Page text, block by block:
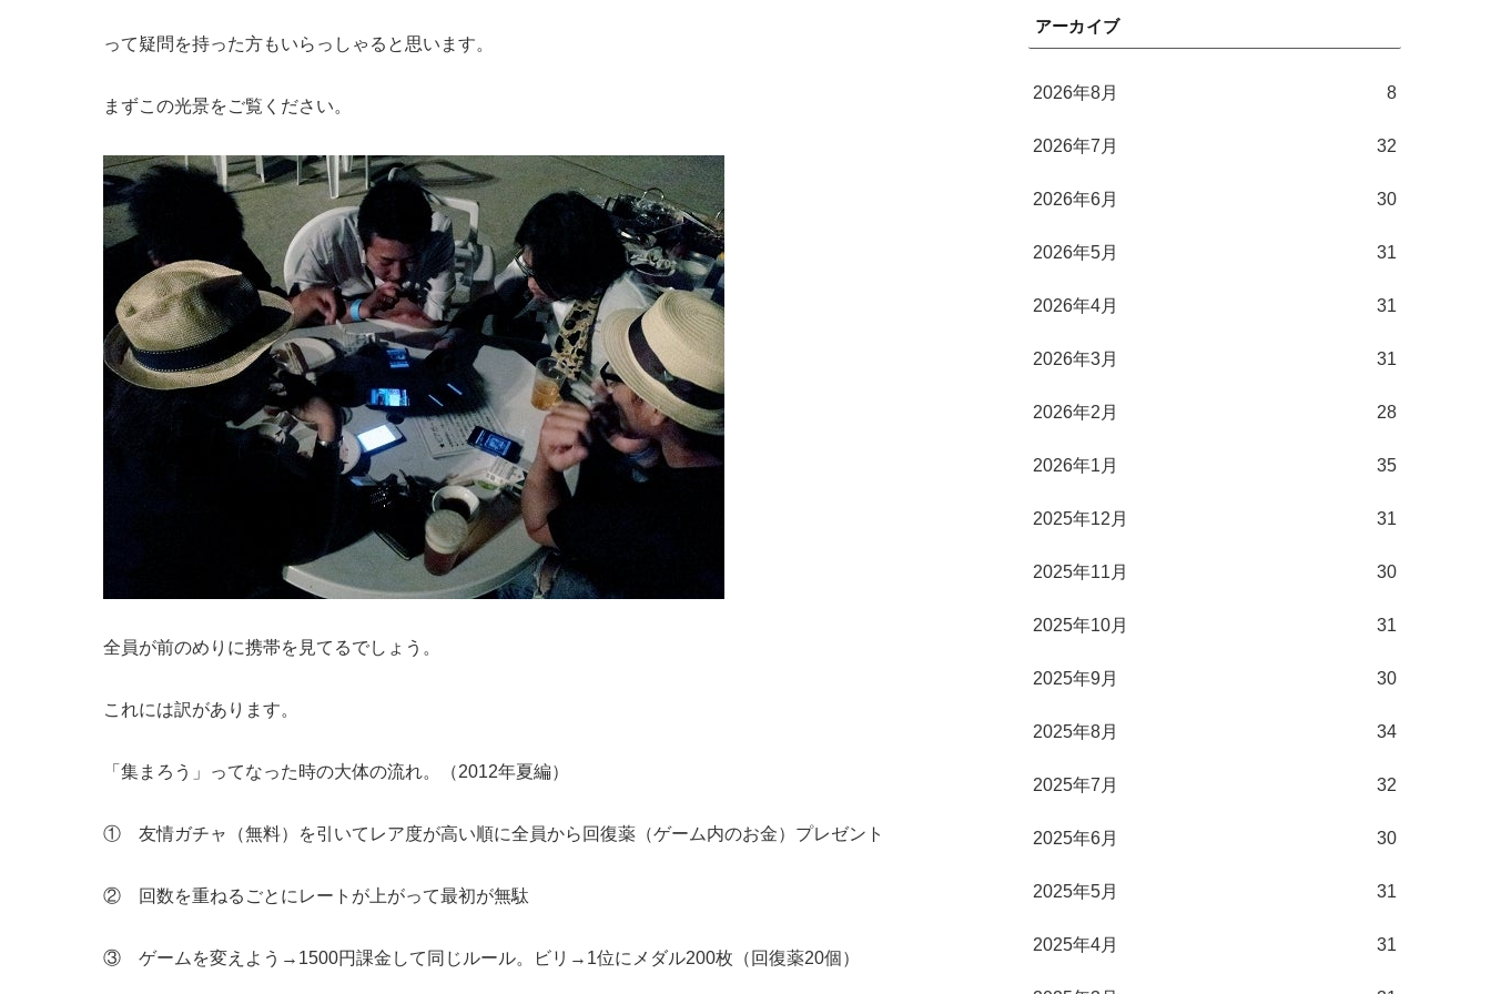
って疑問を持った方もいらっしゃると思います。
まずこの光景をご覧ください。
全員が前のめりに携帯を見てるでしょう。
これには訳があります。
「集まろう」ってなった時の大体の流れ。（2012年夏編）
① 友情ガチャ（無料）を引いてレア度が高い順に全員から回復薬（ゲーム内のお金）プレゼント
② 回数を重ねるごとにレートが上がって最初が無駄
③ ゲームを変えよう→1500円課金して同じルール。ビリ→1位にメダル200枚（回復薬20個）
アーカイブ
2026年8月 8
2026年7月 32
2026年6月 30
2026年5月 31
2026年4月 31
2026年3月 31
2026年2月 28
2026年1月 35
2025年12月 31
2025年11月 30
2025年10月 31
2025年9月 30
2025年8月 34
2025年7月 32
2025年6月 30
2025年5月 31
2025年4月 31